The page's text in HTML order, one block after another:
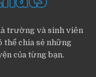
trường và sinh viên
thể chia sẻ những
của từng bạn.